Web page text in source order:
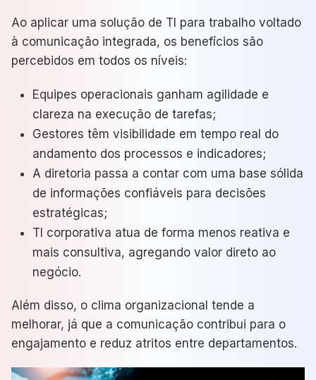
Ao aplicar uma solução de TI para trabalho voltado
à comunicação integrada, os benefícios são
percebidos em todos os níveis:
Equipes operacionais ganham agilidade e
clareza na execução de tarefas;
Gestores têm visibilidade em tempo real do
andamento dos processos e indicadores;
A diretoria passa a contar com uma base sólida
de informações confiáveis para decisões
estratégicas;
TI corporativa atua de forma menos reativa e
mais consultiva, agregando valor direto ao
negócio.
Além disso, o clima organizacional tende a
melhorar, já que a comunicação contribui para o
engajamento e reduz atritos entre departamentos.